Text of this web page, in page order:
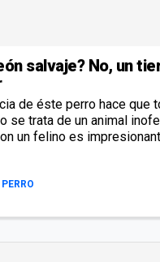
salvaje? No, un
de éste perro hace que
se trata de un animal
un felino es
PERRO